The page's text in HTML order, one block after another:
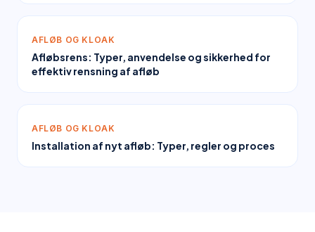
AFLØB OG KLOAK
Afløbsrens: Typer, anvendelse og sikkerhed for
effektiv rensning af afløb
AFLØB OG KLOAK
Installation af nyt afløb: Typer, regler og proces